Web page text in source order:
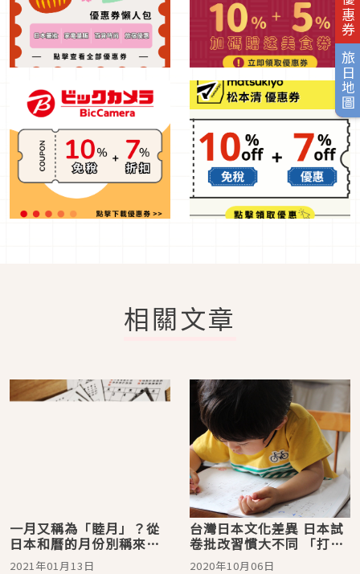
旅日地圖
相關文章
一月又稱為「睦月」？從
日本和曆的月份別稱來認
識日本文化！
2021年01月13日
台灣日本文化差異 日本試
卷批改習慣大不同 「打
勾」代表你答錯啦！
2020年10月06日